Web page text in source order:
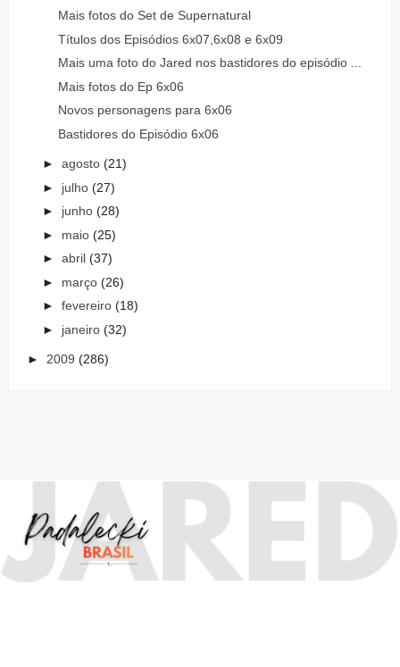
Mais fotos do Set de Supernatural
Títulos dos Episódios 6x07,6x08 e 6x09
Mais uma foto do Jared nos bastidores do episódio ...
Mais fotos do Ep 6x06
Novos personagens para 6x06
Bastidores do Episódio 6x06
► agosto (21)
► julho (27)
► junho (28)
► maio (25)
► abril (37)
► março (26)
► fevereiro (18)
► janeiro (32)
► 2009 (286)